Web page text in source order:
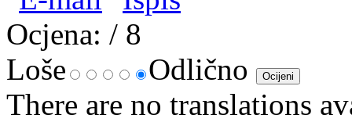
Ocjena: / 8
Loše
Odlično
There are no translations